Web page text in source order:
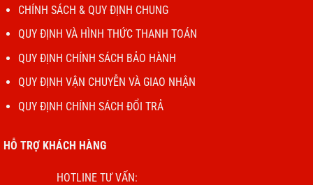
CHÍNH SÁCH & QUY ĐỊNH CHUNG
QUY ĐỊNH VÀ HÌNH THỨC THANH TOÁN
QUY ĐỊNH CHÍNH SÁCH BẢO HÀNH
QUY ĐỊNH VẬN CHUYỄN VÀ GIAO NHẬN
QUY ĐỊNH CHÍNH SÁCH ĐỔI TRẢ
HỖ TRỢ KHÁCH HÀNG
HOTLINE TƯ VẤN: